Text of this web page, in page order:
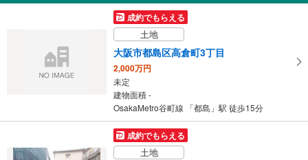
4,980万円
3LDK
建物面積 96.91m
OsakaMetro今里筋線 「蒲生四丁目」駅 徒歩4分
成約でもらえる
土地
大阪市都島区高倉町3丁目
2,000万円
未定
建物面積 -
OsakaMetro谷町線 「都島」駅 徒歩15分
成約でもらえる
土地